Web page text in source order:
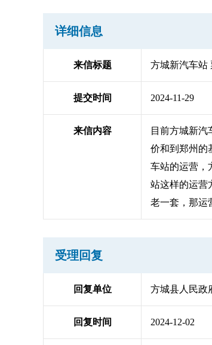
详细信息
来信标题 方城新汽车站
提交时间 2024-11-29
来信内容
目前方城新汽
价和到郑州的
车站的运营，
站这样的运营
老一套，那运
受理回复
回复单位 方城县人民政
回复时间 2024-12-02